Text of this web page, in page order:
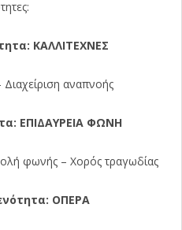
ΚΑΛΛΙΤΕΧΝΕΣ
αναπνοής
ΕΠΙΔΑΥΡΕΙΑ ΦΩΝΗ
φωνής – Χορός τραγωδίας
ΟΠΕΡΑ